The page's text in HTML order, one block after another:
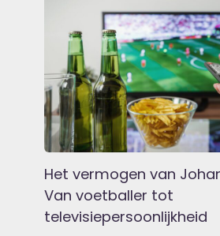
Het vermogen van
Van voetballer tot
televisiepersoonlijkheid